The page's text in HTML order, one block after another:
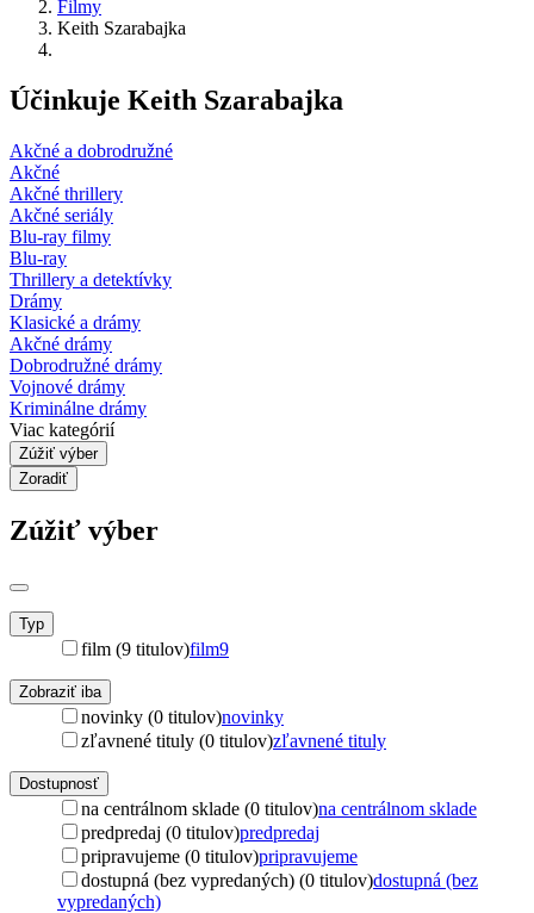
Filmy
Keith Szarabajka
Účinkuje Keith Szarabajka
Akčné a dobrodružné
Akčné
Akčné thrillery
Akčné seriály
Blu-ray filmy
Blu-ray
Thrillery a detektívky
Drámy
Klasické a drámy
Akčné drámy
Dobrodružné drámy
Vojnové drámy
Kriminálne drámy
Viac kategórií
Zúžiť výber
Zoradiť
Zúžiť výber
Typ
film (9 titulov)film9
Zobraziť iba
novinky (0 titulov)novinky
zľavnené tituly (0 titulov)zľavnené tituly
Dostupnosť
na centrálnom sklade (0 titulov)na centrálnom sklade
predpredaj (0 titulov)predpredaj
pripravujeme (0 titulov)pripravujeme
dostupná (bez vypredaných) (0 titulov)dostupná (bez
vypredaných)